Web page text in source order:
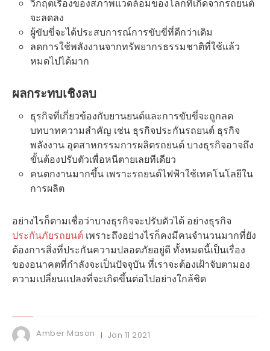
วิกฤตเรื่องของสภาพแวดล้อมของโลกที่เกิดจากรถยนต์
จะลดลง
ผู้ขับขี่จะได้ประสบการณ์การขับขี่ที่ดีกว่าเดิม
ลดการใช้พลังงานจากทรัพยากรธรรมชาติที่ใช้แล้ว
หมดไปได้มาก
ผลกระทบเชิงลบ
ธุรกิจที่เกี่ยวข้องกับยานยนต์และการขับขี่จะถูกลด
บทบาทความสำคัญ เช่น ธุรกิจประกันรถยนต์ ธุรกิจ
พลังงาน อุตสาหกรรมการผลิตรถยนต์ บางธุรกิจอาจถึง
ขั้นต้องปรับตัวเพื่อหนีตายเลยทีเดียว
คนตกงานมากขึ้น เพราะรถยนต์ไฟฟ้าใช้เทคโนโลยีใน
การผลิต
อย่างไรก็ตามเชื่อว่าบางธุรกิจจะปรับตัวได้ อย่างธุรกิจ
ประกันภัยรถยนต์ เพราะถึงอย่างไรก็คงมีคนจำนวนมากที่ยัง
ต้องการสิ่งที่ประกันความปลอดภัยอยู่ดี ทั้งหมดนี้เป็นเรื่อง
ของอนาคตที่กำลังจะเป็นปัจจุบัน ที่เราจะต้องเฝ้าจับตามอง
ความเปลี่ยนแปลงที่จะเกิดขึ้นต่อไปอย่างใกล้ชิด
Amber Mason Jan 11 2021